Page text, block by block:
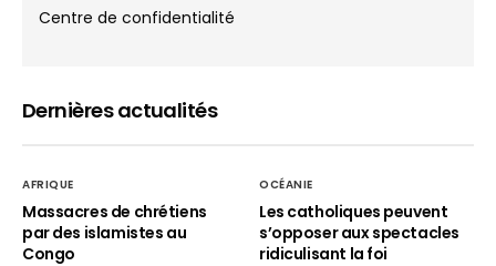
Centre de confidentialité
Dernières actualités
AFRIQUE
Massacres de chrétiens
par des islamistes au
Congo
OCÉANIE
Les catholiques peuvent
s’opposer aux spectacles
ridiculisant la foi